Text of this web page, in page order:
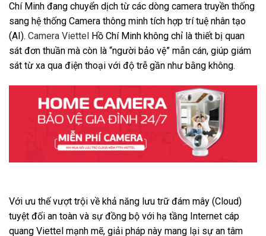
Chí Minh đang chuyển dịch từ các dòng camera truyền thống
sang hệ thống Camera thông minh tích hợp trí tuệ nhân tạo
(AI). Camera Viettel
Hồ Chí Minh không chỉ là thiết bị quan
sát đơn thuần mà còn là “người bảo vệ” mẫn cán, giúp giám
sát từ xa qua điện thoại với độ trễ gần như bằng không.
Với ưu thế vượt trội về khả năng lưu trữ đám mây (Cloud)
tuyệt đối an toàn và sự đồng bộ với hạ tầng Internet cáp
quang Viettel mạnh mẽ, giải pháp này mang lại sự an tâm